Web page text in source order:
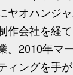
ヤオハンジ
作会社を経
。2010年マ
ィングを手